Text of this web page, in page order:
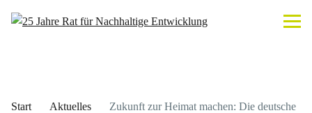
Start Aktuelles
Zukunft zur Heimat machen: Die deutsche